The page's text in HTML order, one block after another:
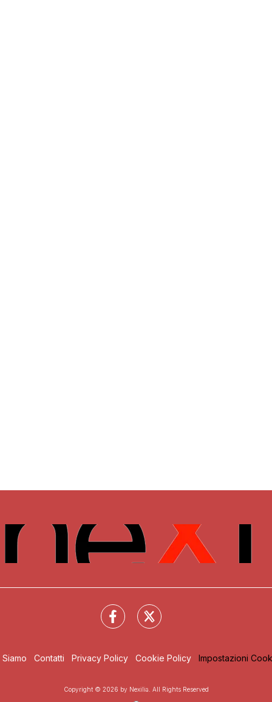
Siamo Contatti Privacy Policy Cookie Policy Impostazioni
Copyright © 2026 by Nexilia. All Rights Reserved